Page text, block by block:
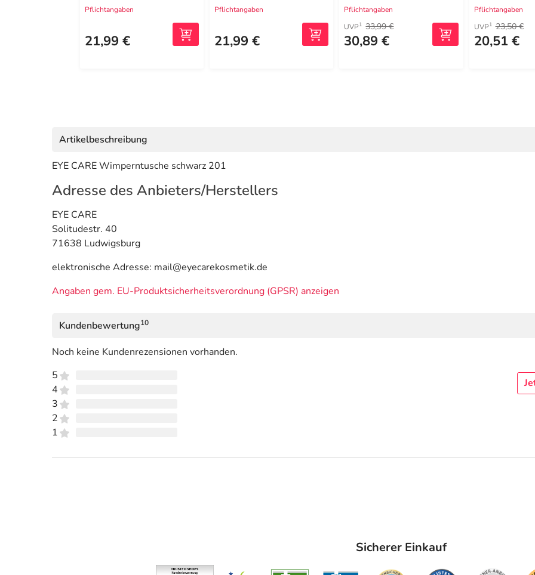
Pflichtangaben
21,99 €
Pflichtangaben
21,99 €
Pflichtangaben
UVP1 33,99 €
30,89 €
Pflichtangaben
UVP1 23,50 €
20,51 €
Artikelbeschreibung
EYE CARE Wimperntusche schwarz 201
Adresse des Anbieters/Herstellers
EYE CARE
Solitudestr. 40
71638 Ludwigsburg
elektronische Adresse: mail@eyecarekosmetik.de
Angaben gem. EU-Produktsicherheitsverordnung (GPSR) anzeigen
Kundenbewertung10
Noch keine Kundenrezensionen vorhanden.
5
4
3
2
1
Sicherer Einkauf